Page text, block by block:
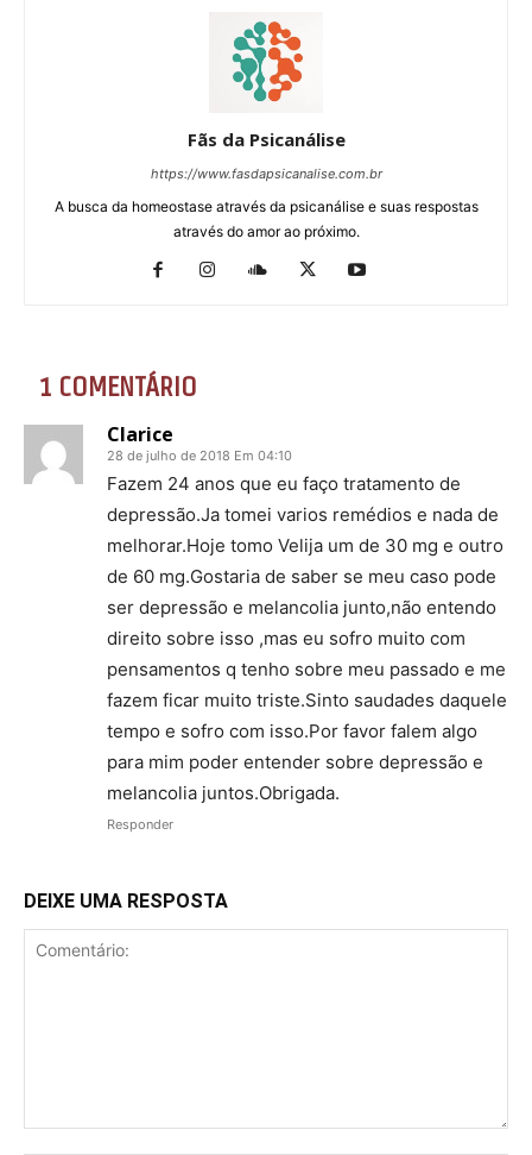
Fãs da Psicanálise
https://www.fasdapsicanalise.com.br
A busca da homeostase através da psicanálise e suas respostas
através do amor ao próximo.
1 COMENTÁRIO
Clarice
28 de julho de 2018 Em 04:10
Fazem 24 anos que eu faço tratamento de
depressão.Ja tomei varios remédios e nada de
melhorar.Hoje tomo Velija um de 30 mg e outro
de 60 mg.Gostaria de saber se meu caso pode
ser depressão e melancolia junto,não entendo
direito sobre isso ,mas eu sofro muito com
pensamentos q tenho sobre meu passado e me
fazem ficar muito triste.Sinto saudades daquele
tempo e sofro com isso.Por favor falem algo
para mim poder entender sobre depressão e
melancolia juntos.Obrigada.
Responder
DEIXE UMA RESPOSTA